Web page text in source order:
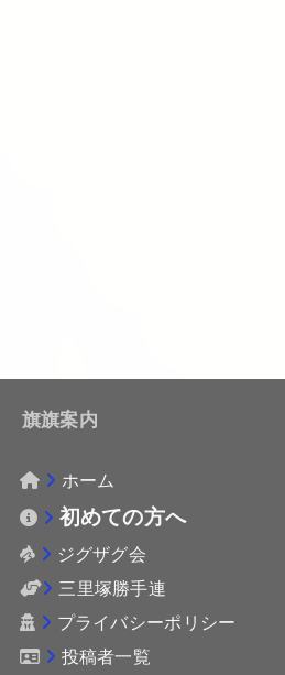
旗旗案内
ホーム
初めての方へ
ジグザグ会
三里塚勝手連
プライバシーポリシー
投稿者一覧